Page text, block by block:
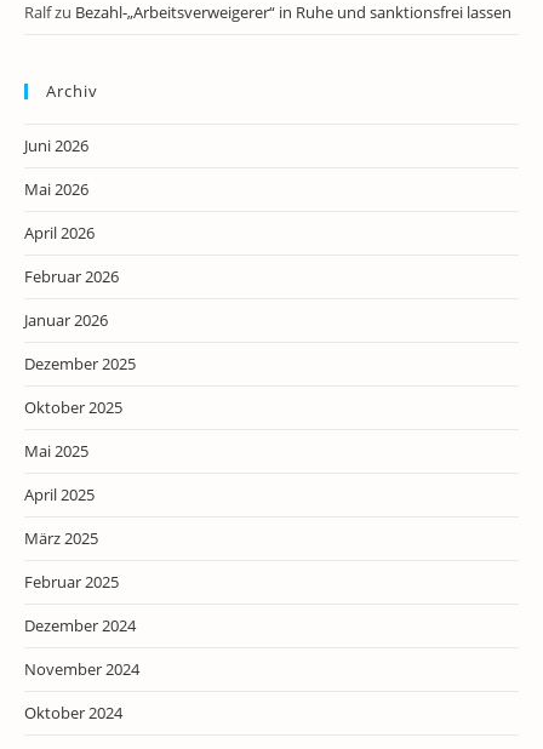
Ralfzu Bezahl-„Arbeitsverweigerer“ in Ruhe und sanktionsfrei lassen
Archiv
Juni 2026
Mai 2026
April 2026
Februar 2026
Januar 2026
Dezember 2025
Oktober 2025
Mai 2025
April 2025
März 2025
Februar 2025
Dezember 2024
November 2024
Oktober 2024